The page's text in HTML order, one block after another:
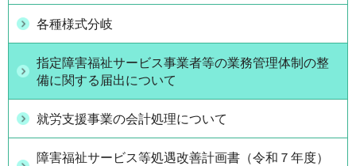
各種様式分岐
指定障害福祉サービス事業者等の業務管理体制の整
備に関する届出について
就労支援事業の会計処理について
障害福祉サービス等処遇改善計画書（令和７年度）